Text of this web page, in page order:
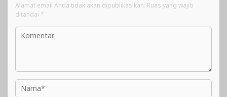
Alamat email Anda tidak akan dipublikasikan. Ruas yang wajib
ditandai *